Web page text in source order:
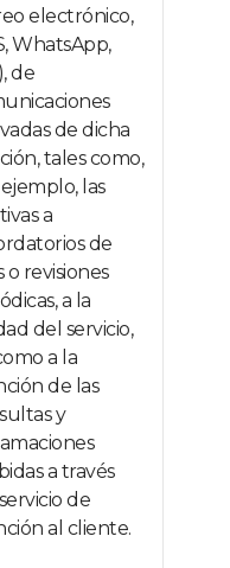
electrónico,
WhatsApp,
de
de dicha
tales como,
las
a
de
o revisiones
a la
del servicio,
a la
de las
y
a través
de
al cliente.